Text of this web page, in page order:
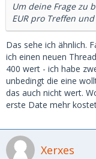
Um deine Frage zu
EUR pro Treffen
Das sehe ich ähnlich.
ich einen neuen
400 wert - ich habe
unbedingt die eine
das auch nicht wert.
erste Date mehr
Xerxes